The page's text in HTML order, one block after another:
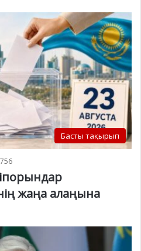
Басты тақырып
756
жаңа алаңына